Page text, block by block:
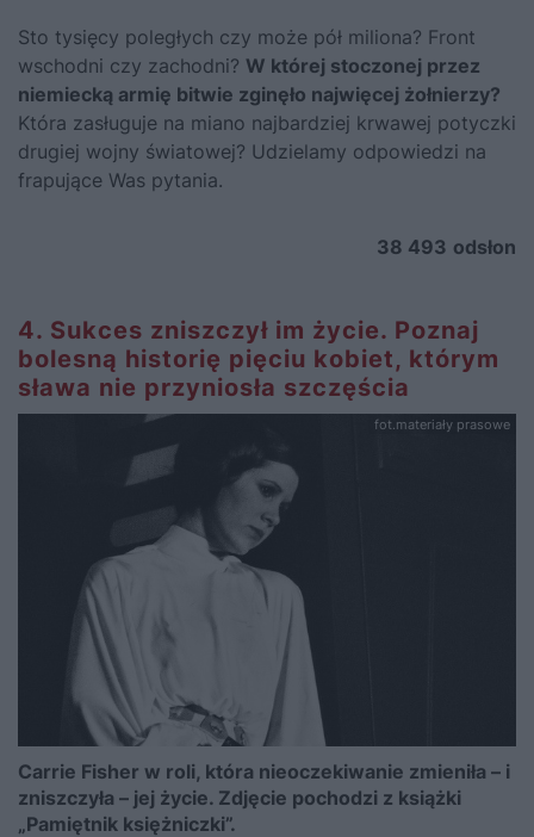
Sto tysięcy poległych czy może pół miliona? Front
wschodni czy zachodni? W której stoczonej przez
niemiecką armię bitwie zginęło najwięcej żołnierzy?
Która zasługuje na miano najbardziej krwawej potyczki
drugiej wojny światowej? Udzielamy odpowiedzi na
frapujące Was pytania.
38 493 odsłon
4. Sukces zniszczył im życie. Poznaj
bolesną historię pięciu kobiet, którym
sława nie przyniosła szczęścia
fot.materiały prasowe
Carrie Fisher w roli, która nieoczekiwanie zmieniła – i
zniszczyła – jej życie. Zdjęcie pochodzi z książki
„Pamiętnik księżniczki”.